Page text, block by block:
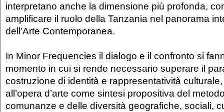
interpretano anche la dimensione più profonda,
amplificare il ruolo della Tanzania nel panorama
dell’Arte Contemporanea.
In Minor Frequencies il dialogo e il confronto si
momento in cui si rende necessario superare il
costruzione di identità e rappresentatività
all’opera d’arte come sintesi propositiva del
comunanze e delle diversità geografiche, sociali,